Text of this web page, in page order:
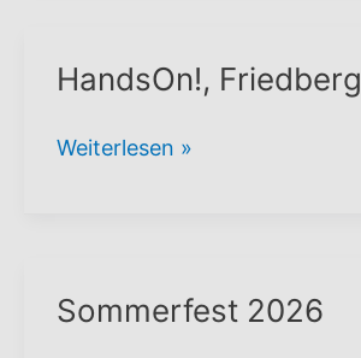
HandsOn!, Friedberg
HandsOn!,
Weiterlesen »
Sommerfest 2026